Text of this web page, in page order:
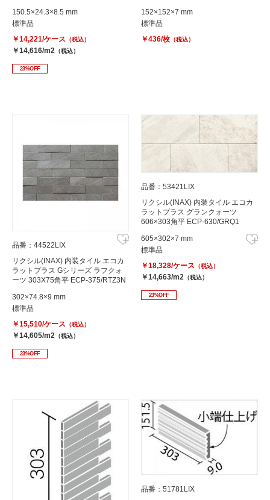
150.5×24.3×8.5 mm
標準品
￥14,221/ケース （税込）
￥14,616/m2 （税込）
23%OFF
152×152×7 mm
標準品
￥436/枚 （税込）
品番：44522LIX
リクシル(INAX) 内装タイル エコカ
ラットプラス Gシリーズ ラフクォ
ーツ 303X75角平 ECP-375/RTZ3N
302×74.8×9 mm
標準品
￥15,510/ケース （税込）
￥14,605/m2 （税込）
23%OFF
品番：53421LIX
リクシル(INAX) 内装タイル エコカ
ラットプラス グランクォーツ
606×303角平 ECP-630/GRQ1
605×302×7 mm
標準品
￥18,328/ケース （税込）
￥14,663/m2 （税込）
23%OFF
品番：51781LIX